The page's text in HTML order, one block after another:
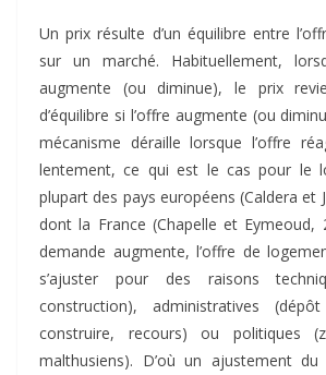
Un prix résulte d’un équilibre entre
sur un marché. Habituellement,
augmente (ou diminue), le prix
d’équilibre si l’offre augmente (ou
mécanisme déraille lorsque l’offre
lentement, ce qui est le cas pour le
plupart des pays européens (Caldera et
dont la France (Chapelle et Eymeoud,
demande augmente, l’offre de
s’ajuster pour des raisons
construction), administratives
construire, recours) ou politiques
malthusiens). D’où un ajustement